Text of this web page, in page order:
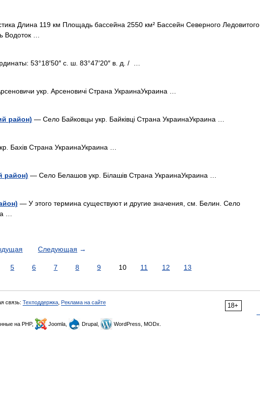
Длина 119 км Площадь бассейна 2550 км² Бассейн Северного Ледовитого
Водоток …
53°18′50″ с. ш. 83°47′20″ в. д. / …
укр. Арсеновичі Страна УкраинаУкраина …
район) — Село Байковцы укр. Байківці Страна УкраинаУкраина …
Бахів Страна УкраинаУкраина …
район) — Село Белашов укр. Білашів Страна УкраинаУкраина …
— У этого термина существуют и другие значения, см. Белин. Село
…
Следующая →
5 6 7 8 9 10 11 12 13
18+
связь: Техподдержка Реклама на сайте
на PHP, Joomla, Drupal, WordPress, MODx.